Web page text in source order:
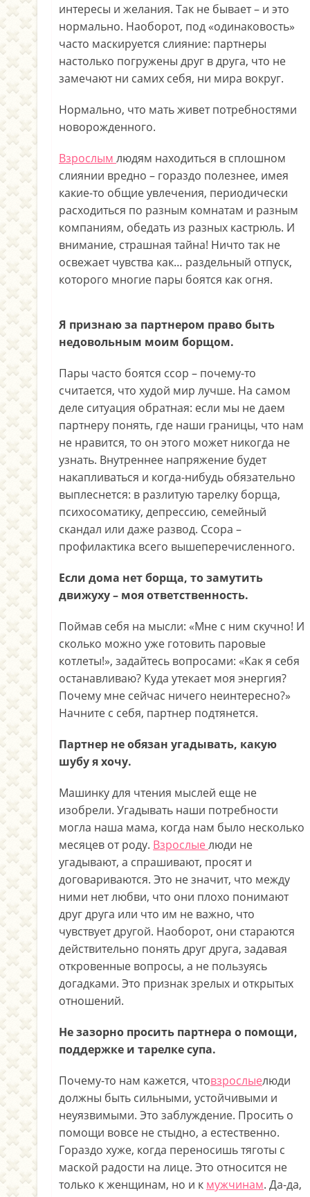
интересы и желания. Так не бывает – и это
нормально. Наоборот, под «одинаковость»
часто маскируется слияние: партнеры
настолько погружены друг в друга, что не
замечают ни самих себя, ни мира вокруг.
Нормально, что мать живет потребностями
новорожденного.
Взрослым людям находиться в сплошном
слиянии вредно – гораздо полезнее, имея
какие-то общие увлечения, периодически
расходиться по разным комнатам и разным
компаниям, обедать из разных кастрюль. И
внимание, страшная тайна! Ничто так не
освежает чувства как… раздельный отпуск,
которого многие пары боятся как огня.
Я признаю за партнером право быть
недовольным моим борщом.
Пары часто боятся ссор – почему-то
считается, что худой мир лучше. На самом
деле ситуация обратная: если мы не даем
партнеру понять, где наши границы, что нам
не нравится, то он этого может никогда не
узнать. Внутреннее напряжение будет
накапливаться и когда-нибудь обязательно
выплеснется: в разлитую тарелку борща,
психосоматику, депрессию, семейный
скандал или даже развод. Ссора –
профилактика всего вышеперечисленного.
Если дома нет борща, то замутить
движуху – моя ответственность.
Поймав себя на мысли: «Мне с ним скучно! И
сколько можно уже готовить паровые
котлеты!», задайтесь вопросами: «Как я себя
останавливаю? Куда утекает моя энергия?
Почему мне сейчас ничего неинтересно?»
Начните с себя, партнер подтянется.
Партнер не обязан угадывать, какую
шубу я хочу.
Машинку для чтения мыслей еще не
изобрели. Угадывать наши потребности
могла наша мама, когда нам было несколько
месяцев от роду. Взрослыелюди не
угадывают, а спрашивают, просят и
договариваются. Это не значит, что между
ними нет любви, что они плохо понимают
друг друга или что им не важно, что
чувствует другой. Наоборот, они стараются
действительно понять друг друга, задавая
откровенные вопросы, а не пользуясь
догадками. Это признак зрелых и открытых
отношений.
Не зазорно просить партнера о помощи,
поддержке и тарелке супа.
Почему-то нам кажется, чтовзрослыелюди
должны быть сильными, устойчивыми и
неуязвимыми. Это заблуждение. Просить о
помощи вовсе не стыдно, а естественно.
Гораздо хуже, когда переносишь тяготы с
маской радости на лице. Это относится не
только к женщинам, но и к мужчинам. Да-да,